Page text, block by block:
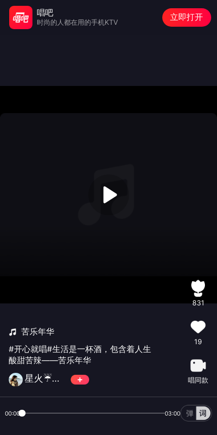
苦乐年华
#开心就唱#生活是一杯酒，包含着人生
酸甜苦辣——苦乐年华
星火☔燎原💦
831
19
唱同款
00:00 03:00
唱吧
时尚的人都在用的手机KTV
立即打开